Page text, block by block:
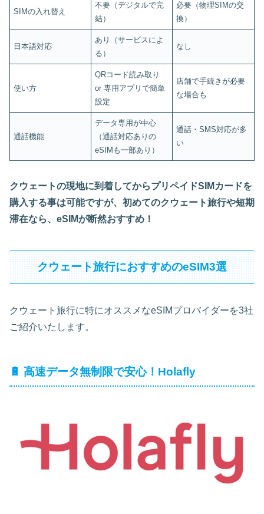
SIMの入れ替え
不要（デジタルで完
結）
必要（物理SIMの交
換）
日本語対応
あり（サービスによ
る）
なし
使い方
QRコード読み取り
or 専用アプリで簡単
設定
店舗で手続きが必要
な場合も
通話機能
データ専用が中心
（通話対応ありの
eSIMも一部あり）
通話・SMS対応が多
い
クウェートの現地に到着してからプリペイドSIMカードを
購入する事は可能ですが、初めてのクウェート旅行や短期
滞在なら、eSIMが断然おすすめ！
クウェート旅行におすすめのeSIM3選
クウェート旅行に特にオススメなeSIMプロバイダーを3社
ご紹介いたします。
🔋 高速データ無制限で安心！Holafly